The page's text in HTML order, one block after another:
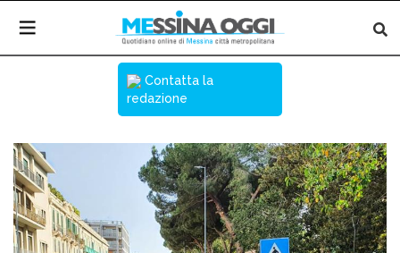
Contatta la
redazione